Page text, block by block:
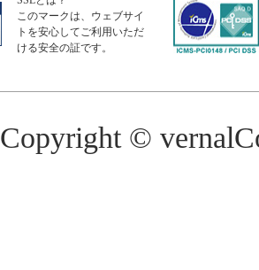
このマークは、ウェブサイ
トを安心してご利用いただ
ける安全の証です。
Copyright ©